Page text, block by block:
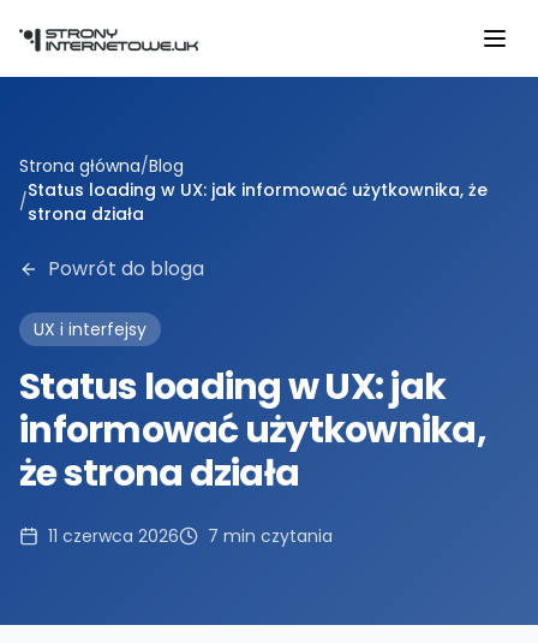
Strona główna/Blog
/Status loading w UX: jak informować użytkownika, że
strona działa
Powrót do bloga
UX i interfejsy
Status loading w UX: jak
informować użytkownika,
że strona działa
11 czerwca 2026 7 min czytania